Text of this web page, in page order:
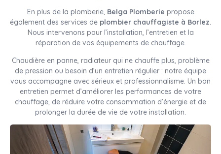
En plus de la plomberie, Belga Plomberie propose
également des services de plombier chauffagiste à Borlez.
Nous intervenons pour l’installation, l’entretien et la
réparation de vos équipements de chauffage.
Chaudière en panne, radiateur qui ne chauffe plus, problème
de pression ou besoin d’un entretien régulier : notre équipe
vous accompagne avec sérieux et professionnalisme. Un bon
entretien permet d’améliorer les performances de votre
chauffage, de réduire votre consommation d’énergie et de
prolonger la durée de vie de votre installation.